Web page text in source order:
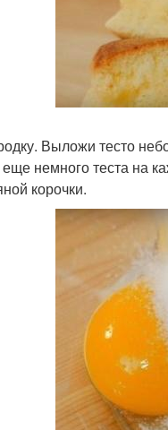
Выложи тесто
немного теста на
корочки.